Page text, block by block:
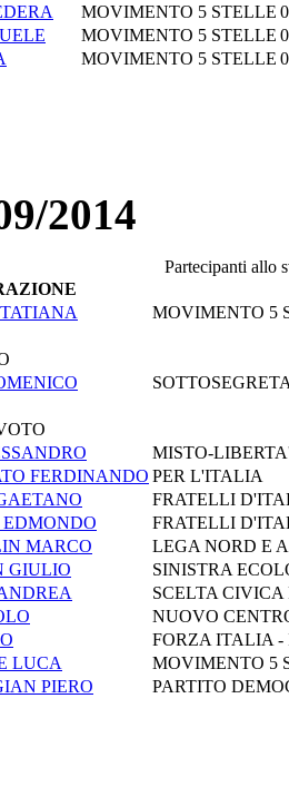
MOVIMENTO 5 STELLE
MOVIMENTO 5 STELLE
MOVIMENTO 5 STELLE
2014
Partecipanti allo
MOVIMENTO 5
MISTO-
FERDINANDO PER L'ITALIA
FRATELLI
FRATELLI
MARCO
LEGA NORD E
GIULIO
SINISTRA
SCELTA
NUOVO
FORZA ITALIA -
LUCA
MOVIMENTO 5
PIERO PARTITO